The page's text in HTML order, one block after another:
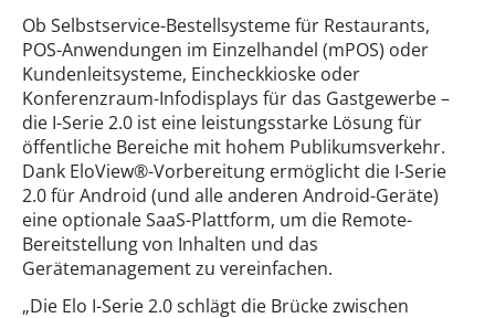
Ob Selbstservice-Bestellsysteme für Restaurants,
POS-Anwendungen im Einzelhandel (mPOS) oder
Kundenleitsysteme, Eincheckkioske oder
Konferenzraum-Infodisplays für das Gastgewerbe –
die I-Serie 2.0 ist eine leistungsstarke Lösung für
öffentliche Bereiche mit hohem Publikumsverkehr.
Dank EloView®-Vorbereitung ermöglicht die I-Serie
2.0 für Android (und alle anderen Android-Geräte)
eine optionale SaaS-Plattform, um die Remote-
Bereitstellung von Inhalten und das
Gerätemanagement zu vereinfachen.
„Die Elo I-Serie 2.0 schlägt die Brücke zwischen